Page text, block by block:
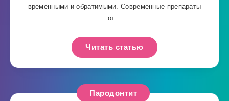
временными и обратимыми. Современные препараты
от…
Читать статью
Пародонтит